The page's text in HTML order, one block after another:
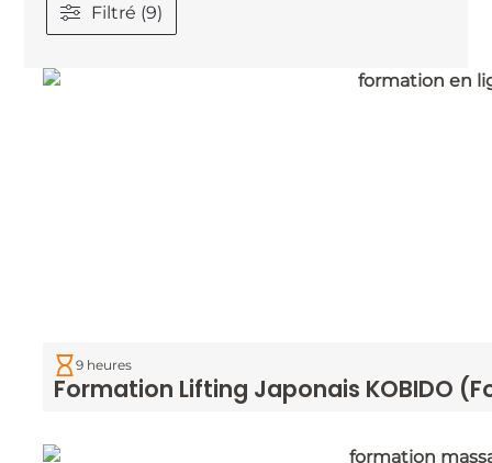
Filtré (9)
9 heures
Formation Lifting Japonais KOBIDO